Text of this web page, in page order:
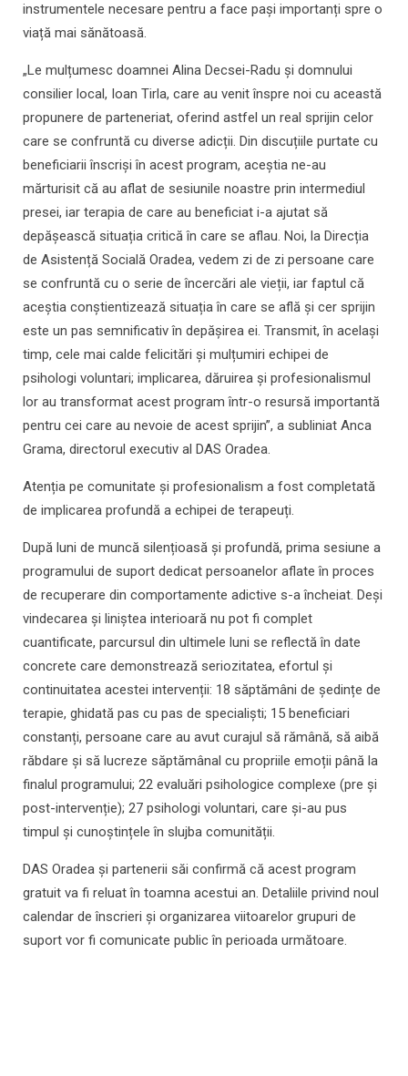
instrumentele necesare pentru a face pași importanți spre o
viață mai sănătoasă.
„Le mulțumesc doamnei Alina Decsei-Radu și domnului
consilier local, Ioan Tirla, care au venit înspre noi cu această
propunere de parteneriat, oferind astfel un real sprijin celor
care se confruntă cu diverse adicții. Din discuțiile purtate cu
beneficiarii înscriși în acest program, aceștia ne-au
mărturisit că au aflat de sesiunile noastre prin intermediul
presei, iar terapia de care au beneficiat i-a ajutat să
depășească situația critică în care se aflau. Noi, la Direcția
de Asistență Socială Oradea, vedem zi de zi persoane care
se confruntă cu o serie de încercări ale vieții, iar faptul că
aceștia conștientizează situația în care se află și cer sprijin
este un pas semnificativ în depășirea ei. Transmit, în același
timp, cele mai calde felicitări și mulțumiri echipei de
psihologi voluntari; implicarea, dăruirea și profesionalismul
lor au transformat acest program într-o resursă importantă
pentru cei care au nevoie de acest sprijin”, a subliniat Anca
Grama, directorul executiv al DAS Oradea.
Atenția pe comunitate și profesionalism a fost completată
de implicarea profundă a echipei de terapeuți.
După luni de muncă silențioasă și profundă, prima sesiune a
programului de suport dedicat persoanelor aflate în proces
de recuperare din comportamente adictive s-a încheiat. Deși
vindecarea și liniștea interioară nu pot fi complet
cuantificate, parcursul din ultimele luni se reflectă în date
concrete care demonstrează seriozitatea, efortul și
continuitatea acestei intervenții: 18 săptămâni de ședințe de
terapie, ghidată pas cu pas de specialiști; 15 beneficiari
constanți, persoane care au avut curajul să rămână, să aibă
răbdare și să lucreze săptămânal cu propriile emoții până la
finalul programului; 22 evaluări psihologice complexe (pre și
post-intervenție); 27 psihologi voluntari, care și-au pus
timpul și cunoștințele în slujba comunității.
DAS Oradea și partenerii săi confirmă că acest program
gratuit va fi reluat în toamna acestui an. Detaliile privind noul
calendar de înscrieri și organizarea viitoarelor grupuri de
suport vor fi comunicate public în perioada următoare.